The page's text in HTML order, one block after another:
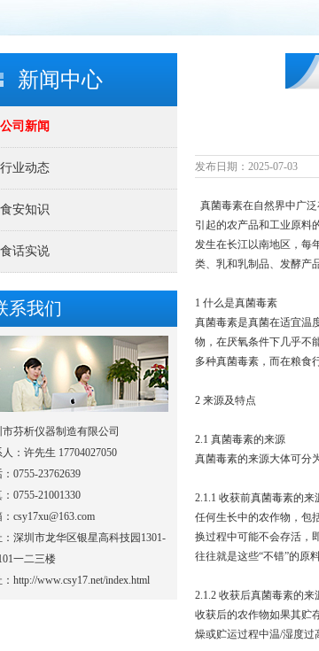
新闻中心
公司新闻
行业动态
食安知识
食话实说
系我们
市芬析仪器制造有限公司
：许先生 17704027050
0755-23762639
0755-21001330
csy17xu@163.com
：深圳市龙华区银星高科技园1301-
一二三楼
：http://www.csy17.net/index.html
发布日期：2025-07-03
真菌毒素在自然界中广
引起的农产品和工业原料
发生在长江以南地区，每
类、乳和乳制品、发酵产
1 什么是真菌毒素
真菌毒素是真菌在适宜温
物，在厌氧条件下几乎不
多种真菌毒素，而在粮食
2 来源及特点
2.1 真菌毒素的来源
真菌毒素的来源大体可分
2.1.1 收获前真菌毒素的来
任何生长中的农作物，包
换过程中可能不会存活，
往往就是这些“不错”的原
2.1.2 收获后真菌毒素的来
收获后的农作物如果其贮
燥或贮运过程中温/湿度过